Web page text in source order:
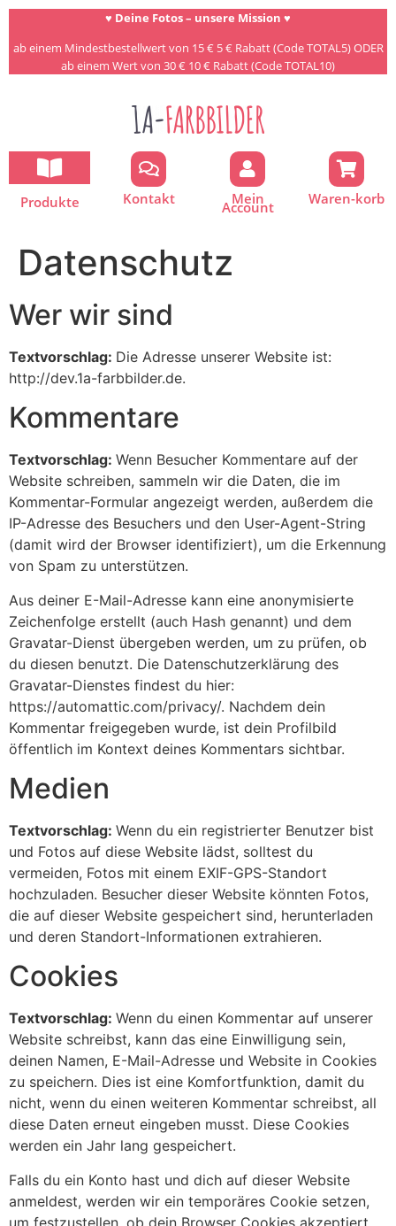
♥ Deine Fotos – unsere Mission ♥
ab einem Mindestbestellwert von 15 € 5 € Rabatt (Code TOTAL5) ODER
ab einem Wert von 30 € 10 € Rabatt (Code TOTAL10)
Produkte Kontakt Mein
Account Waren-korb
Datenschutz
Wer wir sind
Textvorschlag: Die Adresse unserer Website ist:
http://dev.1a-farbbilder.de.
Kommentare
Textvorschlag: Wenn Besucher Kommentare auf der
Website schreiben, sammeln wir die Daten, die im
Kommentar-Formular angezeigt werden, außerdem die
IP-Adresse des Besuchers und den User-Agent-String
(damit wird der Browser identifiziert), um die Erkennung
von Spam zu unterstützen.
Aus deiner E-Mail-Adresse kann eine anonymisierte
Zeichenfolge erstellt (auch Hash genannt) und dem
Gravatar-Dienst übergeben werden, um zu prüfen, ob
du diesen benutzt. Die Datenschutzerklärung des
Gravatar-Dienstes findest du hier:
https://automattic.com/privacy/. Nachdem dein
Kommentar freigegeben wurde, ist dein Profilbild
öffentlich im Kontext deines Kommentars sichtbar.
Medien
Textvorschlag: Wenn du ein registrierter Benutzer bist
und Fotos auf diese Website lädst, solltest du
vermeiden, Fotos mit einem EXIF-GPS-Standort
hochzuladen. Besucher dieser Website könnten Fotos,
die auf dieser Website gespeichert sind, herunterladen
und deren Standort-Informationen extrahieren.
Cookies
Textvorschlag: Wenn du einen Kommentar auf unserer
Website schreibst, kann das eine Einwilligung sein,
deinen Namen, E-Mail-Adresse und Website in Cookies
zu speichern. Dies ist eine Komfortfunktion, damit du
nicht, wenn du einen weiteren Kommentar schreibst, all
diese Daten erneut eingeben musst. Diese Cookies
werden ein Jahr lang gespeichert.
Falls du ein Konto hast und dich auf dieser Website
anmeldest, werden wir ein temporäres Cookie setzen,
um festzustellen, ob dein Browser Cookies akzeptiert.